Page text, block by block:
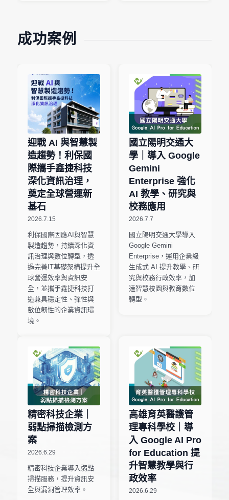
成功案例
迎戰 AI 與智慧製
造趨勢！利保國
際攜手鑫捷科技
深化資訊治理，
奠定全球營運新
基石
2026.7.15
利保國際因應AI與智慧
製造趨勢，持續深化資
訊治理與數位轉型，透
過完善IT基礎架構提升全
球營運效率與資訊安
全，並攜手鑫捷科技打
造兼具穩定性、彈性與
數位韌性的企業資訊環
境。
國立陽明交通大
學｜導入 Google
Gemini
Enterprise 強化
AI 教學、研究與
校務應用
2026.7.7
國立陽明交通大學導入
Google Gemini
Enterprise，運用企業級
生成式 AI 提升教學、研
究與校務行政效率，加
速智慧校園與教育數位
轉型。
精密科技企業｜
弱點掃描檢測方
案
2026.6.29
精密科技企業導入弱點
掃描服務，提升資訊安
全與漏洞管理效率。
高雄育英醫護管
理專科學校｜導
入 Google AI Pro
for Education 提
升智慧教學與行
政效率
2026.6.29